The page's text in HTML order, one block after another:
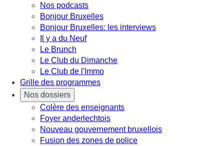
Nos podcasts
Bonjour Bruxelles
Bonjour Bruxelles: les interviews
Il y a du Neuf
Le Brunch
Le Club du Dimanche
Le Club de l'Immo
Grille des programmes
Nos dossiers
Colère des enseignants
Foyer anderlechtois
Nouveau gouvernement bruxellois
Fusion des zones de police